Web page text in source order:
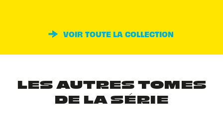
VOIR TOUTE LA COLLECTION
LES AUTRES TOMES
DE LA SÉRIE